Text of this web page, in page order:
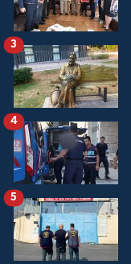
3
4
5